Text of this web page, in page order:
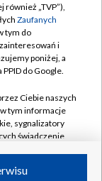
w likwidacji
również „TVP”),
Zaufanych
tym do
i
poniżej, a
do Google.
Ciebie naszych
tym informacje
sygnalizatory
świadczenie